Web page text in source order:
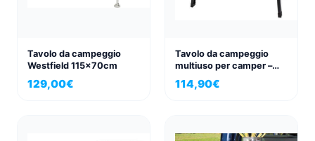
Tavolo da campeggio
Westfield 115x70cm
129,00€
Tavolo da campeggio
multiuso per camper –
Grigio scuro |
Pieghevole, resistente
114,90€